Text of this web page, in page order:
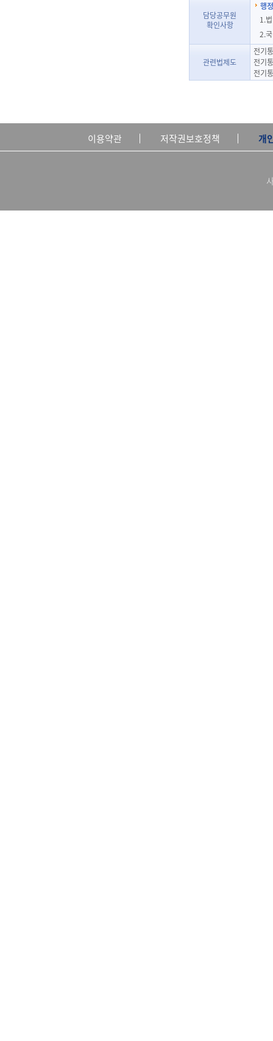
담당공무원
확인사항
행
1.
2.
관련법제도
전기
전기
전기
이용약관 저작권보호정책 개